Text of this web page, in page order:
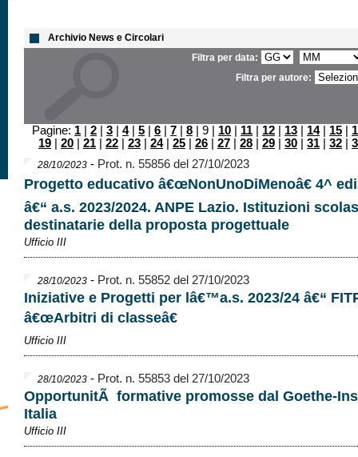
Archivio News e Circolari
Filtra per data:
Filtra per autore:
Pagine: 1 2 3 4| 5 6 7 8 | 9 | 10 11 12 13 14| 15
19
20 21 22 23 24| 25 26 27 28 29 30 31 32
28/10/2023 - Prot. n. 55856 del 27/10/2023
Progetto educativo â€œNonUnoDiMenoâ€ 4^
â€“ a.s. 2023/2024. ANPE Lazio. Istituzioni
destinatarie della proposta progettuale
Ufficio III
28/10/2023 - Prot. n. 55852 del 27/10/2023
Iniziative e Progetti per lâ€™a.s. 2023/24 â€“
â€œArbitri di classeâ€
Ufficio III
28/10/2023 - Prot. n. 55853 del 27/10/2023
OpportunitÃ formative promosse dal Goethe-
Italia
Ufficio III